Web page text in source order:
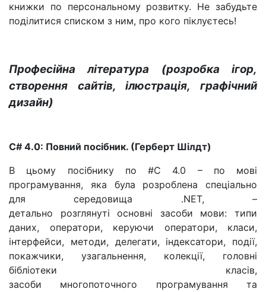
книжки по персональному розвитку. Не забудьте
поділитися списком з ним, про кого піклуєтесь!
Професійна література (розробка ігор,
створення сайтів, ілюстрація, графічний
дизайн)
C# 4.0: Повний посібник. (Герберт Шілдт)
В цьому посібнику по #C 4.0 – по мові
програмування, яка була розроблена спеціально
для середовища .NET, –
детально розглянуті основні засоби мови: типи
даних, оператори, керуючи оператори, класи,
інтерфейси, методи, делегати, індексатори, події,
покажчики, узагальнення, колекції, головні
бібліотеки класів,
засоби многопоточного програмування та